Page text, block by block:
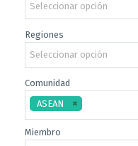
Seleccionar opción
Regiones
Seleccionar opción
Comunidad
ASEAN
Miembro